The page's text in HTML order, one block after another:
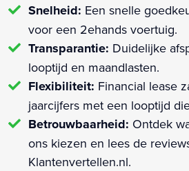
Snelheid: Een snelle
voor een 2ehands voertuig.
Transparantie: Duidelijke
looptijd en maandlasten.
Flexibiliteit: Financial lease
jaarcijfers met een looptijd
Betrouwbaarheid: Ontdek
ons kiezen en lees de
Klantenvertellen.nl.